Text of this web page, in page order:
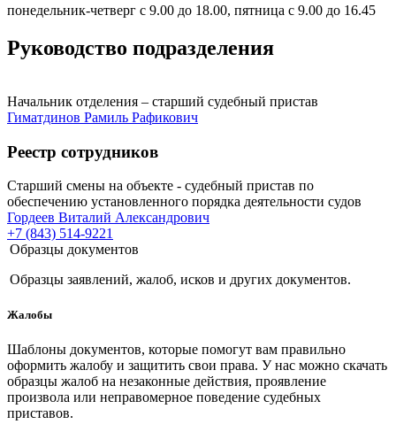
понедельник-четверг с 9.00 до 18.00, пятница с 9.00 до 16.45
Руководство подразделения
Начальник отделения – старший судебный пристав
Гиматдинов Рамиль Рафикович
Реестр сотрудников
Старший смены на объекте - судебный пристав по
обеспечению установленного порядка деятельности судов
Гордеев Виталий Александрович
+7 (843) 514-9221
Образцы документов
Образцы заявлений, жалоб, исков и других документов.
Жалобы
Шаблоны документов, которые помогут вам правильно
оформить жалобу и защитить свои права. У нас можно скачать
образцы жалоб на незаконные действия, проявление
произвола или неправомерное поведение судебных
приставов.